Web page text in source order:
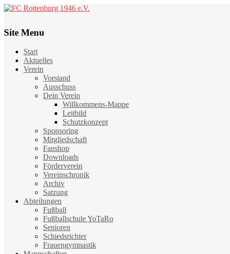
Site Menu
Start
Aktuelles
Verein
Vorstand
Ausschuss
Dein Verein
Willkommens-Mappe
Leitbild
Schutzkonzept
Sponsoring
Mitgliedschaft
Fanshop
Downloads
Förderverein
Vereinschronik
Archiv
Satzung
Abteilungen
Fußball
Fußballschule YoTaRo
Senioren
Schiedsrichter
Frauengymnastik